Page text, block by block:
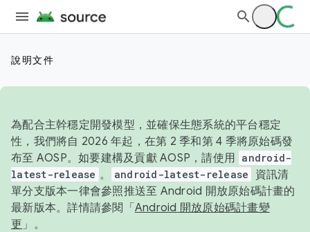
說明文件
為配合主幹穩定開發模型，並確保生態系統的平台穩定
性，我們將自 2026 年起，在第 2 季和第 4 季將原始碼發
布至 AOSP。如要建構及貢獻 AOSP，請使用 android-
latest-release 。 android-latest-release
資訊清
單分支版本一律會參照推送至 Android 開放原始碼計畫的
最新版本。詳情請參閱「 Android 開放原始碼計畫變
更 」。